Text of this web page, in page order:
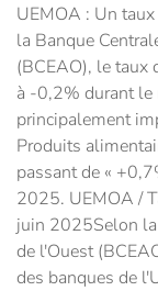
UEMOA : Un
la Banque
(BCEAO), le taux
à -0,2% durant
principalement
Produits
passant de «
2025. UEMOA /
juin 2025Selon
de l'Ouest
des banques de